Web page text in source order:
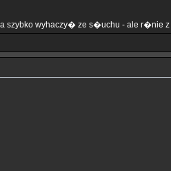
szybko wyhaczy� ze s�uchu - ale r�nie